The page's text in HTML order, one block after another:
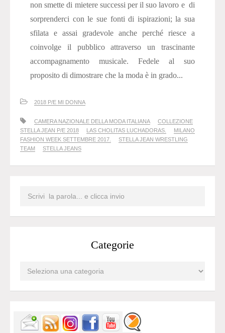
non smette di mietere successi per il suo lavoro e di
sorprenderci con le sue fonti di ispirazioni; la sua
sfilata e assai gradevole anche perché riesce a
coinvolge il pubblico attraverso un trascinante
accompagnamento musicale. Fedele al suo
proposito di dimostrare che la moda è in grado...
2018 P/E MI DONNA
CAMERA NAZIONALE DELLA MODA ITALIANA
COLLEZIONE
STELLA JEAN P/E 2018
LAS CHOLITAS LUCHADORAS.
MILANO
FASHION WEEK SETTEMBRE 2017.
STELLA JEAN WRESTLING
TEAM
STELLA JEANS
Categorie